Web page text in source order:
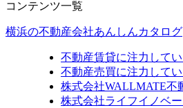
コンテンツ一覧
横浜の不動産会社あんしんカタログ
不動産賃貸に注力して
不動産売買に注力して
株式会社WALLMATE不
株式会社ライフイノベ